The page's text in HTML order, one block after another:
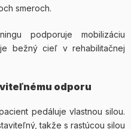
smeroch.
podporuje mobilizáciu
bežný cieľ v rehabilitačnej
odporu
pedáluje vlastnou silou.
takže s rastúcou silou